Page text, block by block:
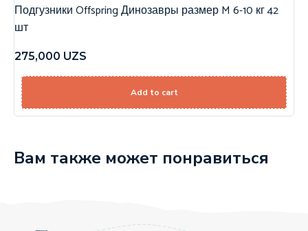
Подгузники Offspring Динозавры размер M 6-10 кг 42
шт
275,000 UZS
Add to cart
Вам также может понравиться